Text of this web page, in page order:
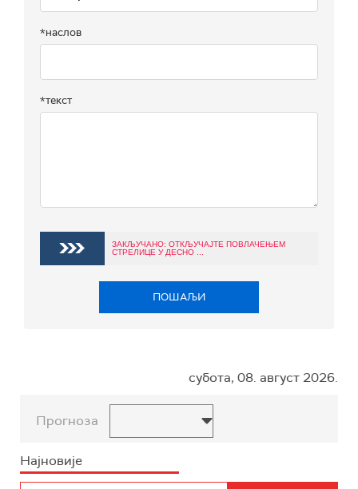
*наслов
*текст
ЗАКЉУЧАНО: ОТКЉУЧАЈТЕ ПОВЛАЧЕЊЕМ
СТРЕЛИЦЕ У ДЕСНО ...
ПОШАЉИ
субота, 08. август 2026.
Прогноза
Најновије